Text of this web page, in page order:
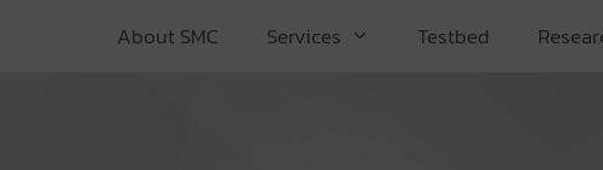
About SMC Services Testbed